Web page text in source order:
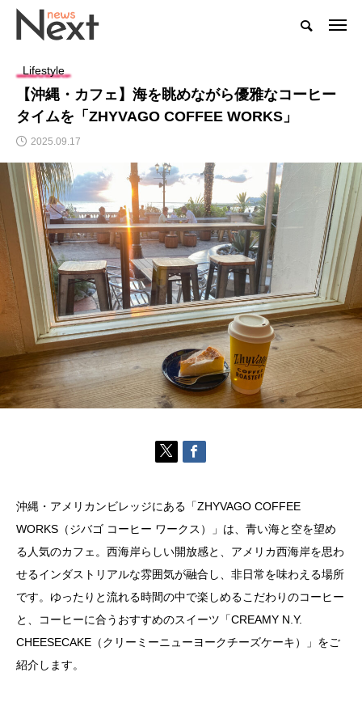
Lifestyle
【沖縄・カフェ】海を眺めながら優雅なコーヒー
タイムを「ZHYVAGO COFFEE WORKS」
2025.09.17
沖縄・アメリカンビレッジにある「ZHYVAGO COFFEE
WORKS（ジバゴ コーヒー ワークス）」は、青い海と空を望め
る人気のカフェ。西海岸らしい開放感と、アメリカ西海岸を思わ
せるインダストリアルな雰囲気が融合し、非日常を味わえる場所
です。ゆったりと流れる時間の中で楽しめるこだわりのコーヒー
と、コーヒーに合うおすすめのスイーツ「CREAMY N.Y.
CHEESECAKE（クリーミーニューヨークチーズケーキ）」をご
紹介します。